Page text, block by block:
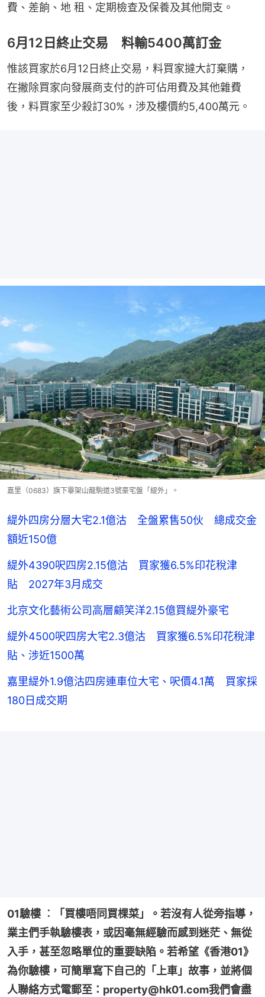
費、差餉、地 租、定期檢查及保養及其他開支。
6月12日終止交易 料輸5400萬訂金
惟該買家於6月12日終止交易，料買家撻大訂棄購，
在撇除買家向發展商支付的許可佔用費及其他雜費
後，料買家至少殺訂30%，涉及樓價約5,400萬元。
嘉里（0683）旗下畢架山龍駒道3號豪宅盤「緹外」。
緹外四房分層大宅2.1億沽 全盤累售50伙 總成交金
額近150億
緹外4390呎四房2.15億沽 買家獲6.5%印花稅津
貼 2027年3月成交
北京文化藝術公司高層顧笑洋2.15億買緹外豪宅
緹外4500呎四房大宅2.3億沽 買家獲6.5%印花稅津
貼、涉近1500萬
嘉里緹外1.9億沽四房連車位大宅、呎價4.1萬 買家採
180日成交期
01驗樓 ︰「買樓唔同買棵菜」。若沒有人從旁指導，
業主們手執驗樓表，或因毫無經驗而感到迷茫、無從
入手，甚至忽略單位的重要缺陷。若希望《香港01》
為你驗樓，可簡單寫下自己的「上車」故事，並將個
人聯絡方式電郵至：property@hk01.com我們會盡